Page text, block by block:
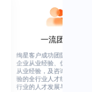
一流团队
绚星客户成功团队，由有多
企业从业经验、优秀培训机
从业经验，及咨询公司从业
验的全行业人才组成，涉猎
行业的人才发展与培养模块